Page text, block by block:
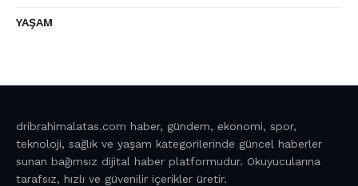
YAŞAM
dribrahimalatas.com haber, gündem, ekonomi, spor,
teknoloji, sağlık ve yaşam kategorilerinde güncel haberler
sunan bağımsız dijital haber platformudur. Okuyucularına
tarafsız, hızlı ve güvenilir içerikler üretir.